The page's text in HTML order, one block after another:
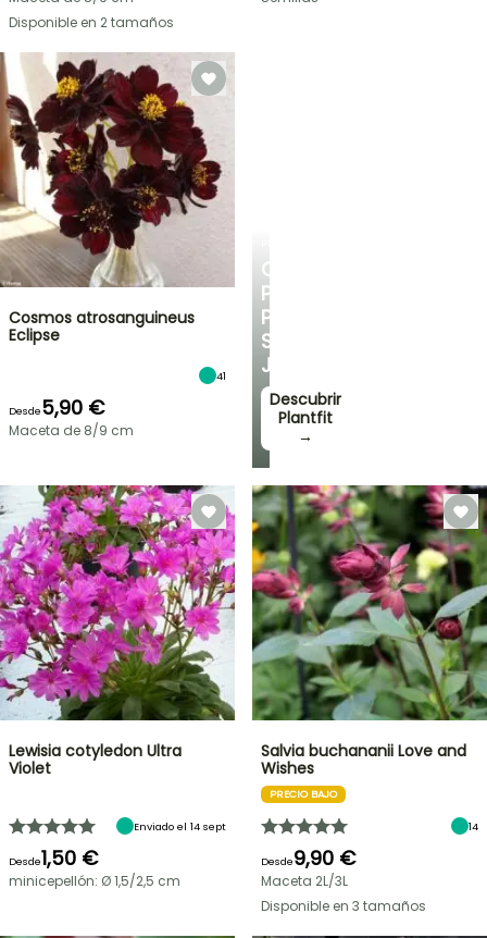
CONSEJOS
PERSONALIZADOS
PARA
SU
JARDÍN
Descubrir
Plantfit
→
Disponible en 2 tamaños
Cosmos atrosanguineus
Eclipse
41
Desde5,90 €
Maceta de 8/9 cm
Lewisia cotyledon Ultra
Violet
Enviado el 14 sept
Desde1,50 €
minicepellón: Ø 1,5/2,5 cm
Salvia buchananii Love and
Wishes
PRECIO BAJO
14
Desde9,90 €
Maceta 2L/3L
Disponible en 3 tamaños